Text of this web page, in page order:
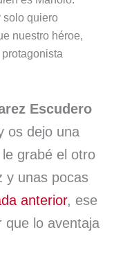
e
a
s
p
a
t
i
r
solo quiero
nuestro héroe,
Escudero
os dejo una
grabé el otro
y unas pocas
anterior, ese
que lo aventaja